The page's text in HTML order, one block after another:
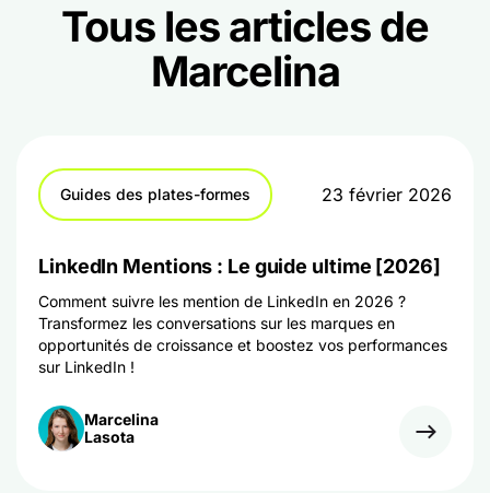
Tous les articles de
Marcelina
Guides des plates-formes 23 février 2026
LinkedIn Mentions : Le guide ultime [2026]
Comment suivre les mention de LinkedIn en 2026 ?
Transformez les conversations sur les marques en
opportunités de croissance et boostez vos performances
sur LinkedIn !
Marcelina
Lasota